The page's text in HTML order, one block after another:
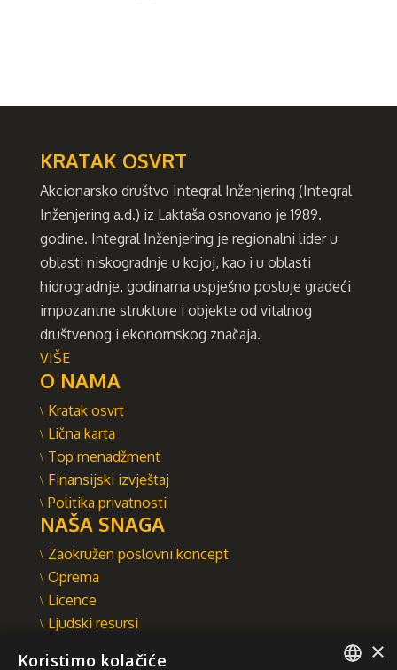
KRATAK OSVRT
Akcionarsko društvo Integral Inženjering (Integral
Inženjering a.d.) iz Laktaša osnovano je 1989.
godine. Integral Inženjering je regionalni lider u
oblasti niskogradnje u kojoj, kao i u oblasti
hidrogradnje, godinama uspješno posluje gradeći
impozantne strukture i objekte od vitalnog
društvenog i ekonomskog značaja.
VIŠE
O NAMA
Kratak osvrt
Lična karta
Top menadžment
Finansijski izvještaj
Politika privatnosti
NAŠA SNAGA
Zaokružen poslovni koncept
Oprema
Licence
Ljudski resursi
×
Koristimo kolačiće